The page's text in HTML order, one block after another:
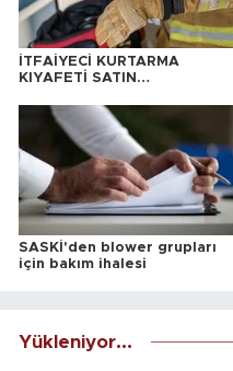
İTFAİYECİ KURTARMA
KIYAFETİ SATIN
SASKİ'den blower grupları
için bakım ihalesi
Yükleniyor...